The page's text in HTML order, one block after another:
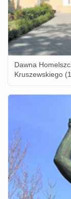
Dawna
Kruszewskiego